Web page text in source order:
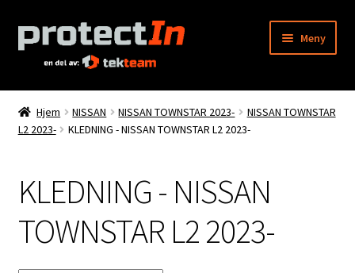
Hopp
til
navigasjon
Hopp
til
innhold
Meny
Hjem
Min konto
Kontakt oss
Hjem NISSAN NISSAN TOWNSTAR 2023-
NISSAN TOWNSTAR
L2 2023-
KLEDNING - NISSAN TOWNSTAR L2 2023-
KLEDNING - NISSAN
TOWNSTAR L2 2023-